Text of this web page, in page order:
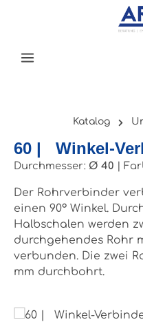
Zum Hauptinhalt
Katalog
60 | Winkel-
Durchmesser: Ø 40
Der Rohrverbinder
einen 90° Winkel.
Halbschalen werden
durchgehendes Rohr
verbunden. Die zwei
mm durchbohrt.
Bildergalerie